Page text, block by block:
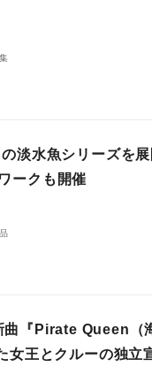
淡水魚シリーズを
ークも開催
『Pirate Queen（
王とクルーの独立